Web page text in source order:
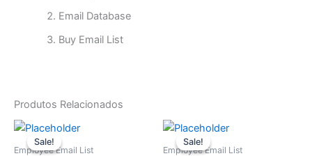
Email Database
Buy Email List
Produtos Relacionados
Sale!
Sale!
Employee Email List
O
preço
original
O
atual
Sale!
Sale!
Employee Email List
O
preço
original
O
atual